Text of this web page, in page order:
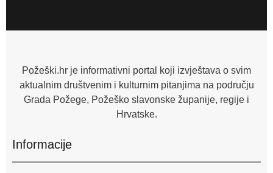
o
f
Požeški.hr je informativni portal koji izvještava o svim
aktualnim društvenim i kulturnim pitanjima na području
Grada Požege, Požeško slavonske županije, regije i
Hrvatske.
Informacije